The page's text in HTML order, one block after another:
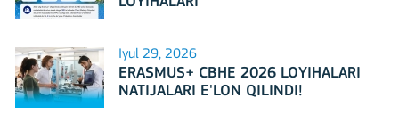
Iyul 29, 2026
ERASMUS+ CBHE 2026 LOYIHALARI
NATIJALARI E'LON QILINDI!